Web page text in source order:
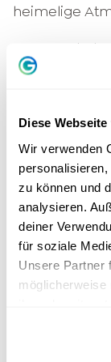
Diese
Wir verwenden
zu können und
analysieren.
deiner
für soziale
Unsere Partner
möglicherweise
heimelige
Der Zweck
Neues zu
Ob du
andere sein
Privatleben
Dein
deine
Dein eigener